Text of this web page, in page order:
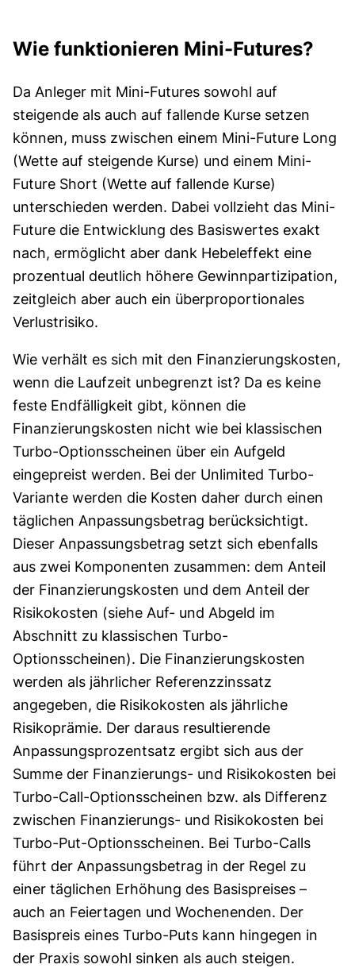
Wie funktionieren Mini-Futures?
Da Anleger mit Mini-Futures sowohl auf
steigende als auch auf fallende Kurse setzen
können, muss zwischen einem Mini-Future Long
(Wette auf steigende Kurse) und einem Mini-
Future Short (Wette auf fallende Kurse)
unterschieden werden. Dabei vollzieht das Mini-
Future die Entwicklung des Basiswertes exakt
nach, ermöglicht aber dank Hebeleffekt eine
prozentual deutlich höhere Gewinnpartizipation,
zeitgleich aber auch ein überproportionales
Verlustrisiko.
Wie verhält es sich mit den Finanzierungskosten,
wenn die Laufzeit unbegrenzt ist? Da es keine
feste Endfälligkeit gibt, können die
Finanzierungskosten nicht wie bei klassischen
Turbo-Optionsscheinen über ein Aufgeld
eingepreist werden. Bei der Unlimited Turbo-
Variante werden die Kosten daher durch einen
täglichen Anpassungsbetrag berücksichtigt.
Dieser Anpassungsbetrag setzt sich ebenfalls
aus zwei Komponenten zusammen: dem Anteil
der Finanzierungskosten und dem Anteil der
Risikokosten (siehe Auf- und Abgeld im
Abschnitt zu klassischen Turbo-
Optionsscheinen). Die Finanzierungskosten
werden als jährlicher Referenzzinssatz
angegeben, die Risikokosten als jährliche
Risikoprämie. Der daraus resultierende
Anpassungsprozentsatz ergibt sich aus der
Summe der Finanzierungs- und Risikokosten bei
Turbo-Call-Optionsscheinen bzw. als Differenz
zwischen Finanzierungs- und Risikokosten bei
Turbo-Put-Optionsscheinen. Bei Turbo-Calls
führt der Anpassungsbetrag in der Regel zu
einer täglichen Erhöhung des Basispreises –
auch an Feiertagen und Wochenenden. Der
Basispreis eines Turbo-Puts kann hingegen in
der Praxis sowohl sinken als auch steigen.